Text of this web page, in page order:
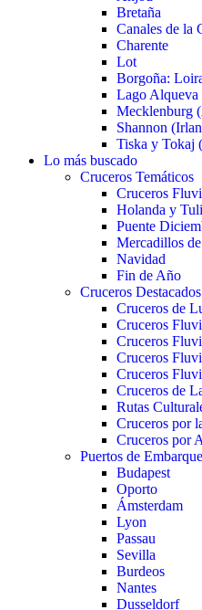
Bretaña
Canales de la
Charente
Lot
Borgoña:
Lago Alqueva
Mecklenburg
Shannon
Tiska y Tokaj
Lo más buscado
Cruceros Temáticos
Cruceros
Holanda y
Puente
Mercadillos
Navidad
Fin de Año
Cruceros Destacados
Cruceros de
Cruceros
Cruceros
Cruceros
Cruceros
Cruceros de
Rutas
Cruceros por
Cruceros por
Puertos de Embarque
Budapest
Oporto
Ámsterdam
Lyon
Passau
Sevilla
Burdeos
Nantes
Dusseldorf